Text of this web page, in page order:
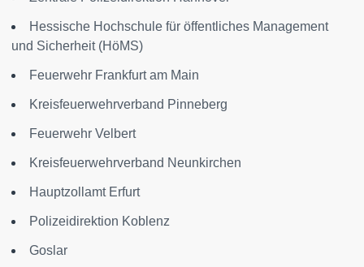
Hessische Hochschule für öffentliches Management
und Sicherheit (HöMS)
Feuerwehr Frankfurt am Main
Kreisfeuerwehrverband Pinneberg
Feuerwehr Velbert
Kreisfeuerwehrverband Neunkirchen
Hauptzollamt Erfurt
Polizeidirektion Koblenz
Goslar